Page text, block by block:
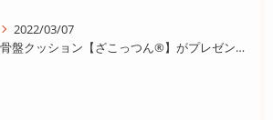
2022/03/07
骨盤クッション【ざこっつん®】がプレゼントにオススメ！